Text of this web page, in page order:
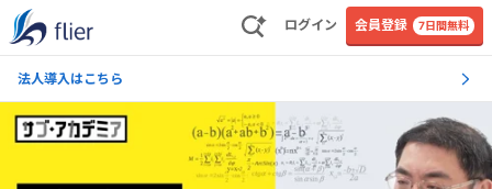
ログイン 会員登録 7日間無料
法人導入はこちら